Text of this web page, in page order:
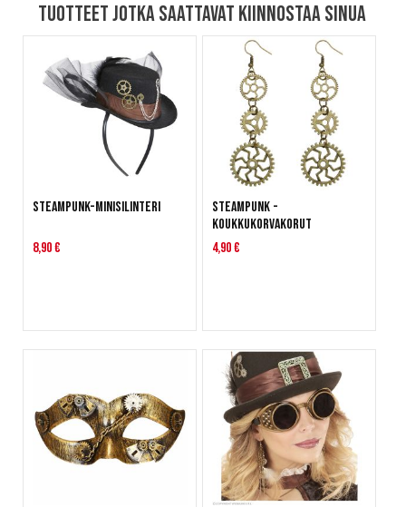
Tuotteet jotka saattavat kiinnostaa sinua
Steampunk-minisilinteri
8,90 €
Steampunk -
koukkukorvakorut
4,90 €